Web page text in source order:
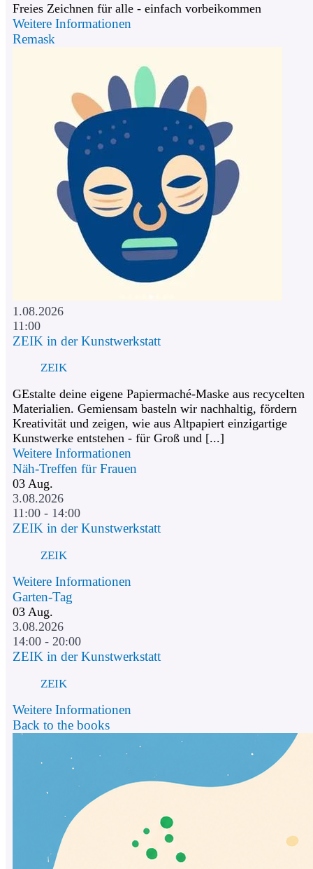
Freies Zeichnen für alle - einfach vorbeikommen
Weitere Informationen
Remask
1.08.2026
11:00
ZEIK in der Kunstwerkstatt
ZEIK
GEstalte deine eigene Papiermaché-Maske aus recycelten
Materialien. Gemiensam basteln wir nachhaltig, fördern
Kreativität und zeigen, wie aus Altpapiert einzigartige
Kunstwerke entstehen - für Groß und [...]
Weitere Informationen
Näh-Treffen für Frauen
03 Aug.
3.08.2026
11:00 - 14:00
ZEIK in der Kunstwerkstatt
ZEIK
Weitere Informationen
Garten-Tag
03 Aug.
3.08.2026
14:00 - 20:00
ZEIK in der Kunstwerkstatt
ZEIK
Weitere Informationen
Back to the books